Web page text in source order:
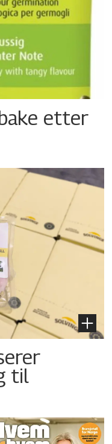
etter
til